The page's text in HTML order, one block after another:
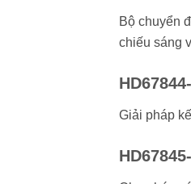
Bộ chuyển
chiếu sáng
Giải pháp